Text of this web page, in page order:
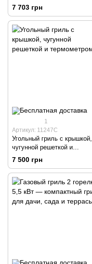
7 703 грн
1
Артикул: 11247C
Угольный гриль с крышкой,
чугунной решеткой и
термометром
7 500 грн